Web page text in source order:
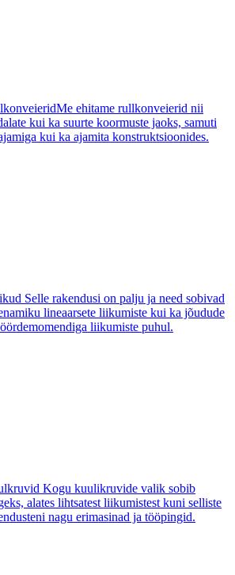
Me ehitame rullkonveierid nii
kui ka suurte koormuste jaoks, samuti
kui ka ajamita konstruktsioonides.
Selle rakendusi on palju ja need sobivad
lineaarsete liikumiste kui ka jõudude
liikumiste puhul.
Kogu kuulikruvide valik sobib
alates lihtsatest liikumistest kuni selliste
nagu erimasinad ja tööpingid.